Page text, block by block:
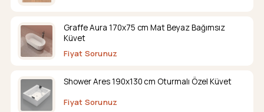
Graffe Aura 170x75 cm Mat Beyaz Bağımsız
Küvet
Fiyat Sorunuz
Shower Ares 190x130 cm Oturmalı Özel Küvet
Fiyat Sorunuz